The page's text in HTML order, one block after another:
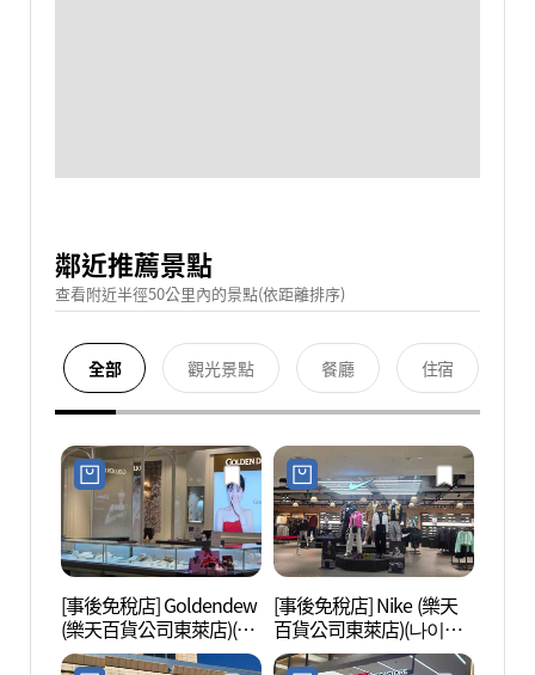
鄰近推薦景點
查看附近半徑50公里內的景點(依距離排序)
全部 觀光景點 餐廳 住宿
[事後免稅店] Goldendew
(樂天百貨公司東萊店)(골
든듀 롯데백화점 동래점)
[事後免稅店] Nike (樂天
百貨公司東萊店)(나이키
롯데백화점 동래점)